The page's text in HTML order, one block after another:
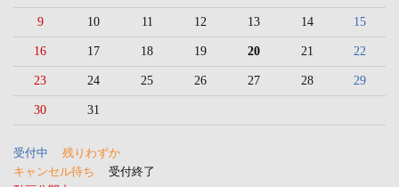
9 10 11 12 13 14 15
16 17 18 19 20 21 22
23 24 25 26 27 28 29
30 31
受付中
残りわずか
キャンセル待ち
受付終了